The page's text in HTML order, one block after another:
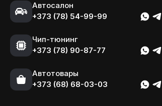
Автосалон
+373 (78) 54-99-99
Чип-тюнинг
+373 (78) 90-87-77
Автотовары
+373 (68) 68-03-03